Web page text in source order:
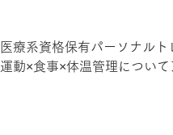
医療系資格保有パーソナル
運動×食事×体温管理につい